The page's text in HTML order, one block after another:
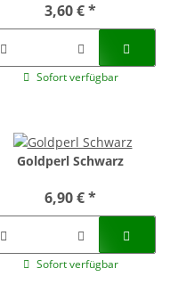
3,60 €*
Sofort verfügbar
Goldperl Schwarz
6,90 €*
Sofort verfügbar